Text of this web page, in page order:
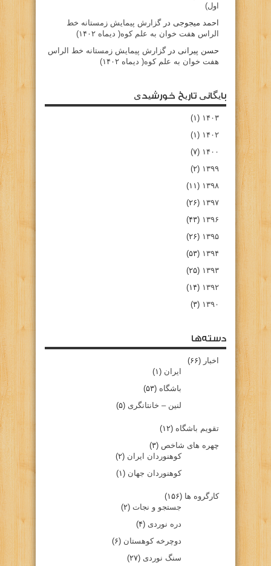
اول)
احمد میجوجی درگزارش پیمایش زمستانه خط
الراس هفت خوان به علم کوه( دیماه ۱۴۰۲)
حسن پیرانی درگزارش پیمایش زمستانه خط الراس
هفت خوان به علم کوه( دیماه ۱۴۰۲)
بایگانی تاریخ خورشیدی
۱۴۰۳ (۱)
۱۴۰۲ (۱)
۱۴۰۰ (۷)
۱۳۹۹ (۲)
۱۳۹۸ (۱۱)
۱۳۹۷ (۲۶)
۱۳۹۶ (۴۳)
۱۳۹۵ (۲۶)
۱۳۹۴ (۵۳)
۱۳۹۳ (۲۵)
۱۳۹۲ (۱۴)
۱۳۹۰ (۳)
دسته‌ها
اخبار (۶۶)
ایران (۱)
باشگاه (۵۳)
لنین – خانتانگری (۵)
تقویم باشگاه (۱۲)
چهره های شاخص (۳)
کوهنوردان ایران (۲)
کوهنوردان جهان (۱)
کارگروه ها (۱۵۶)
جستجو و نجات (۲)
دره نوردی (۴)
دوچرخه کوهستان (۶)
سنگ نوردی (۲۷)